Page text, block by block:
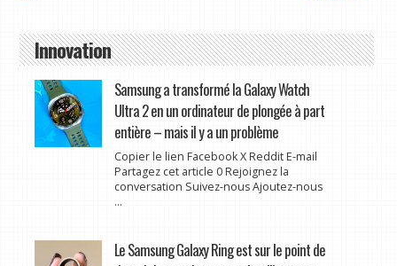
Innovation
Samsung a transformé la Galaxy Watch
Ultra 2 en un ordinateur de plongée à part
entière – mais il y a un problème
Copier le lien Facebook X Reddit E-mail
Partagez cet article 0 Rejoignez la
conversation Suivez-nous Ajoutez-nous
...
Le Samsung Galaxy Ring est sur le point de